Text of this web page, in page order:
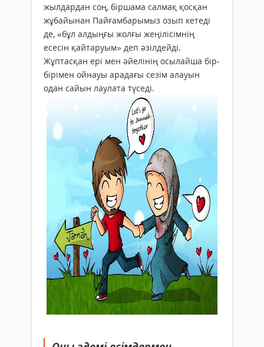
жылдардан соң, біршама салмақ қосқан
жұбайынан Пайғамбарымыз озып кетеді
де, «бұл алдыңғы жолғы жеңілісімнің
есесін қайтаруым» деп әзілдейді.
Жұптасқан ері мен әйелінің осылайша бір-
бірімен ойнауы арадағы сезім алауын
одан сайын лаулата түседі.